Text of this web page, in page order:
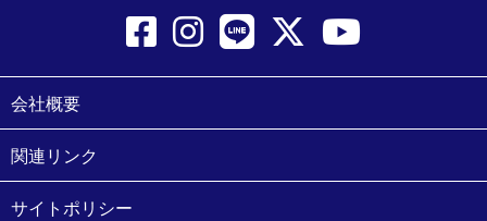
会社概要
関連リンク
サイトポリシー